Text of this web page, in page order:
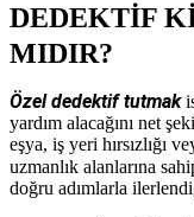
DEDEKTİF
MIDIR?
Özel dedektif tutmak
yardım alacağını net
eşya, iş yeri hırsızlığı
uzmanlık alanlarına
doğru adımlarla